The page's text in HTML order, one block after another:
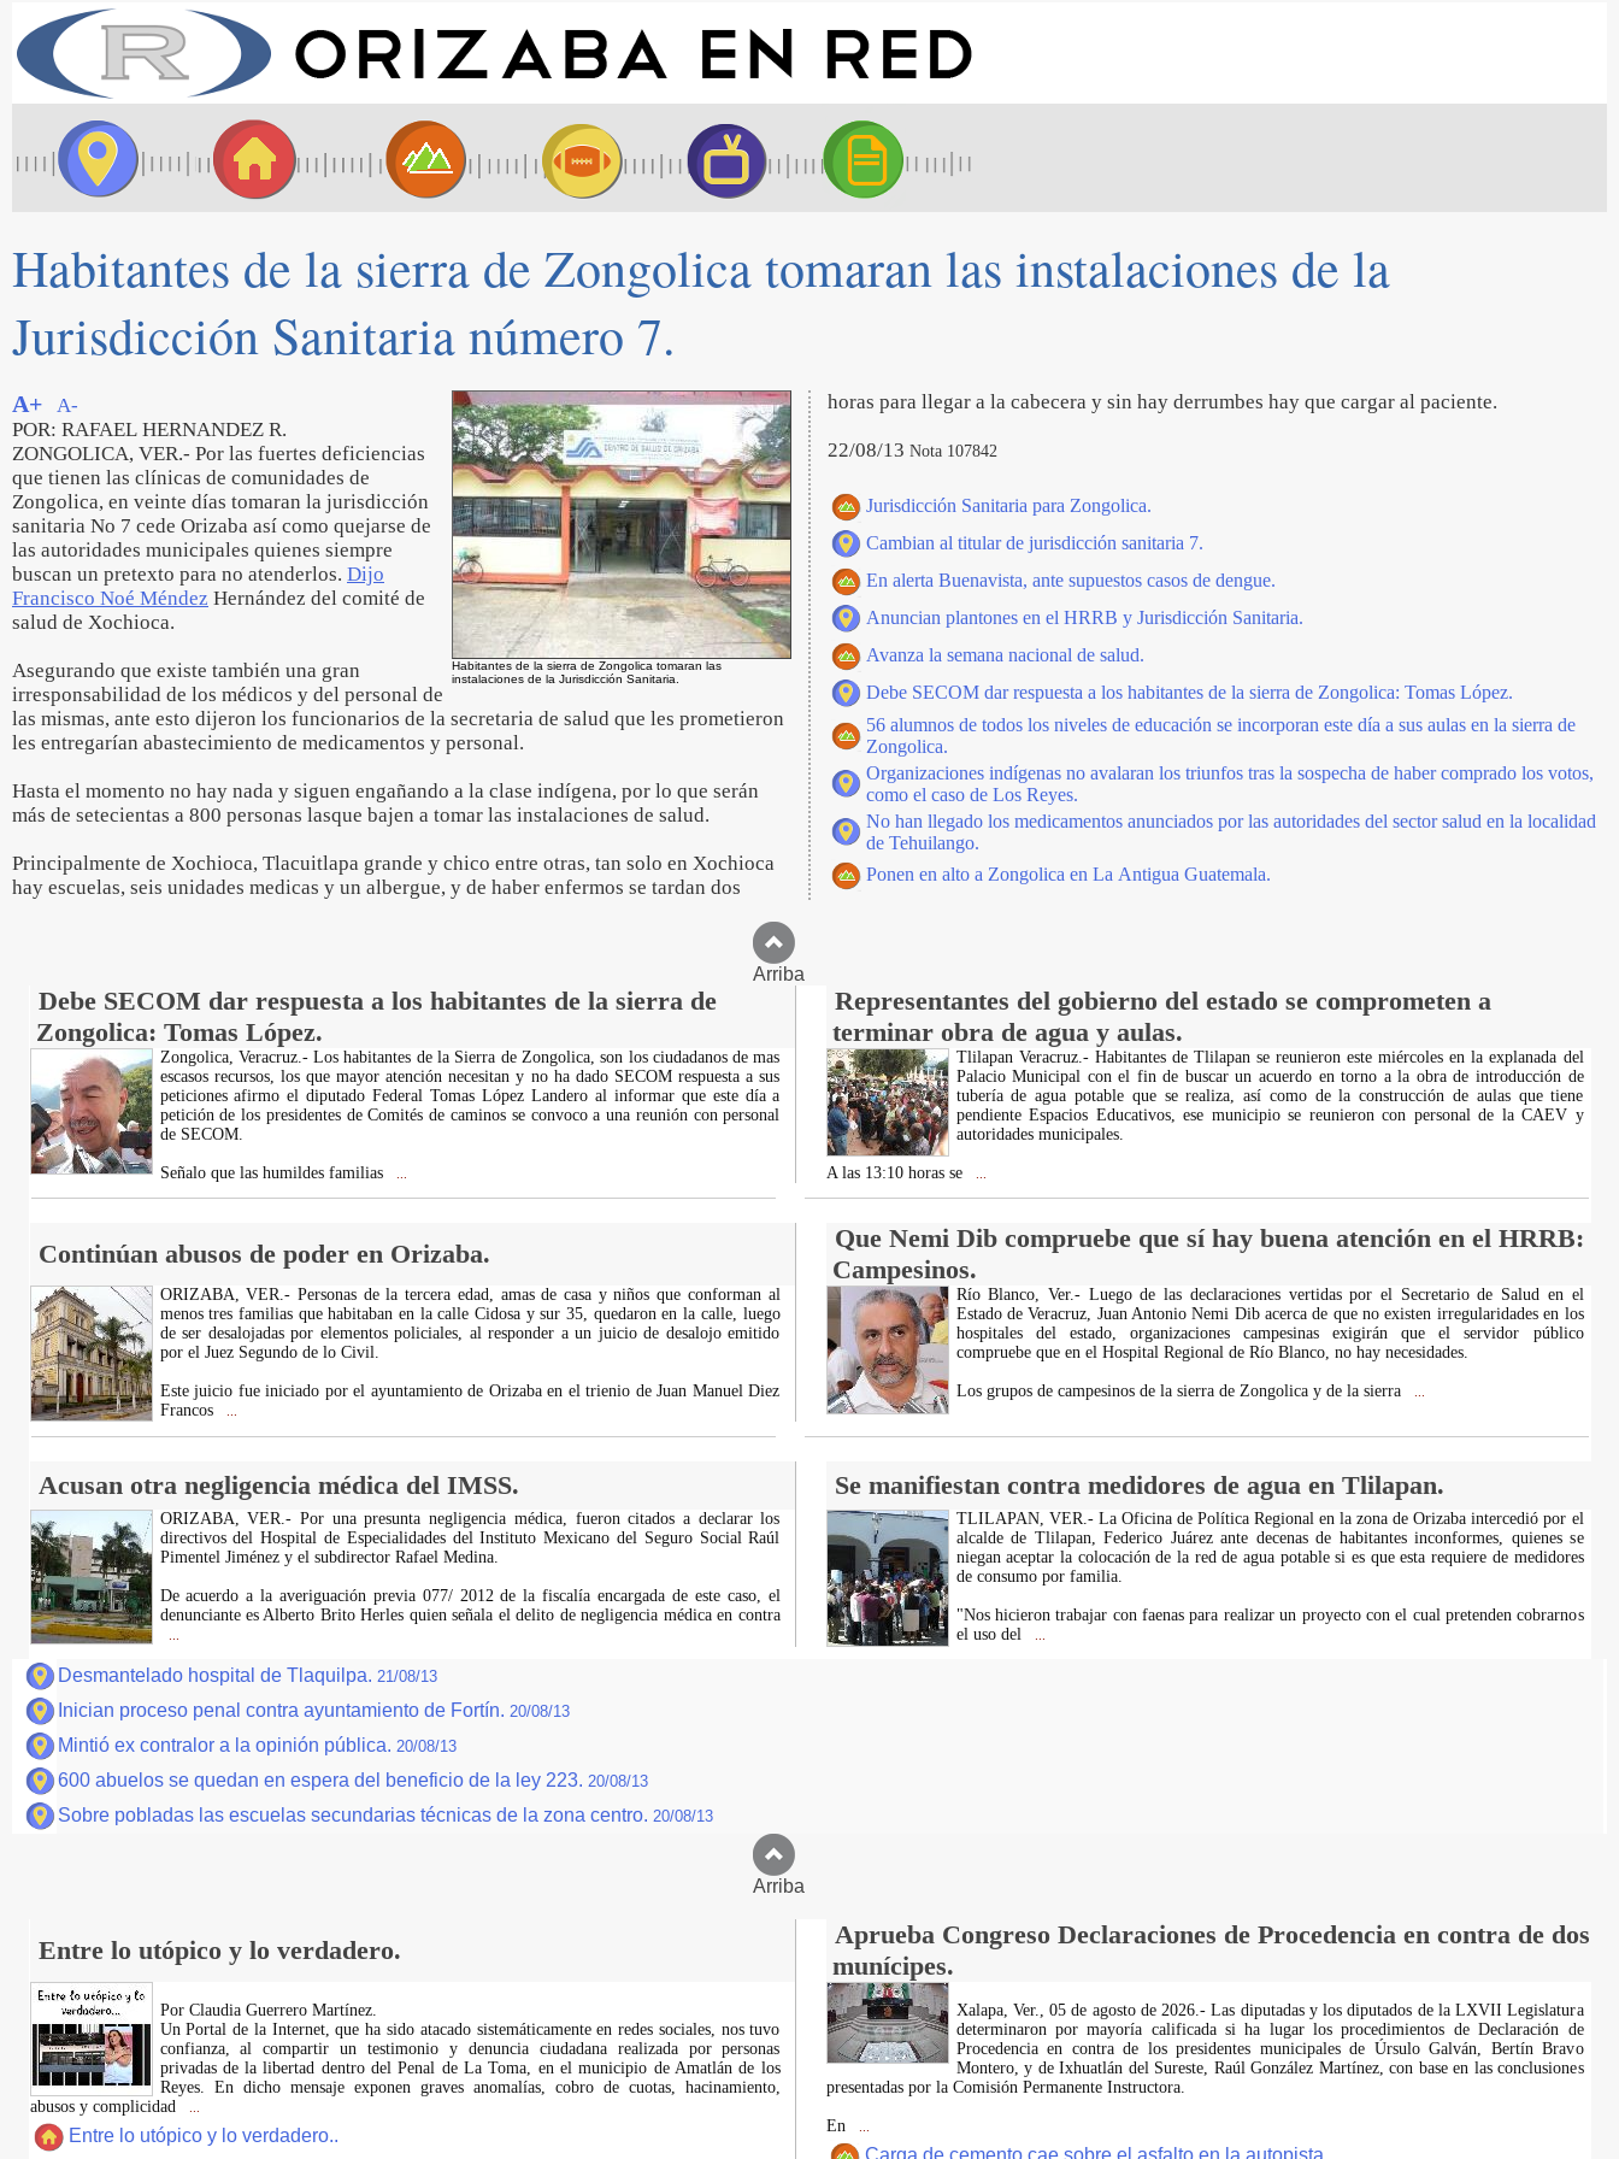
Habitantes de la sierra de Zongolica tomaran las instalaciones de la
Jurisdicción Sanitaria número 7.
Habitantes de la sierra de Zongolica tomaran las
instalaciones de la Jurisdicción Sanitaria.
A+
A-
POR: RAFAEL HERNANDEZ R.
ZONGOLICA, VER.- Por las fuertes deficiencias
que tienen las clínicas de comunidades de
Zongolica, en veinte días tomaran la jurisdicción
sanitaria No 7 cede Orizaba así como quejarse de
las autoridades municipales quienes siempre
buscan un pretexto para no atenderlos. Dijo
Francisco Noé Méndez Hernández del comité de
salud de Xochioca.
Asegurando que existe también una gran
irresponsabilidad de los médicos y del personal de
las mismas, ante esto dijeron los funcionarios de la secretaria de salud que les prometieron
les entregarían abastecimiento de medicamentos y personal.
Hasta el momento no hay nada y siguen engañando a la clase indígena, por lo que serán
más de setecientas a 800 personas lasque bajen a tomar las instalaciones de salud.
Principalmente de Xochioca, Tlacuitlapa grande y chico entre otras, tan solo en Xochioca
hay escuelas, seis unidades medicas y un albergue, y de haber enfermos se tardan dos
horas para llegar a la cabecera y sin hay derrumbes hay que cargar al paciente.
22/08/13 Nota 107842
Jurisdicción Sanitaria para Zongolica.
Cambian al titular de jurisdicción sanitaria 7.
En alerta Buenavista, ante supuestos casos de dengue.
Anuncian plantones en el HRRB y Jurisdicción Sanitaria.
Avanza la semana nacional de salud.
Debe SECOM dar respuesta a los habitantes de la sierra de Zongolica: Tomas López.
56 alumnos de todos los niveles de educación se incorporan este día a sus aulas en la sierra de
Zongolica.
Organizaciones indígenas no avalaran los triunfos tras la sospecha de haber comprado los votos,
como el caso de Los Reyes.
No han llegado los medicamentos anunciados por las autoridades del sector salud en la localidad
de Tehuilango.
Ponen en alto a Zongolica en La Antigua Guatemala.
Arriba
Debe SECOM dar respuesta a los habitantes de la sierra de
Zongolica: Tomas López.
Representantes del gobierno del estado se comprometen a
terminar obra de agua y aulas.
Zongolica, Veracruz.- Los habitantes de la Sierra de Zongolica, son los ciudadanos de mas
escasos recursos, los que mayor atención necesitan y no ha dado SECOM respuesta a sus
peticiones afirmo el diputado Federal Tomas López Landero al informar que este día a
petición de los presidentes de Comités de caminos se convoco a una reunión con personal
de SECOM.
Señalo que las humildes familias
Tlilapan Veracruz.- Habitantes de Tlilapan se reunieron este miércoles en la explanada del
Palacio Municipal con el fin de buscar un acuerdo en torno a la obra de introducción de
tubería de agua potable que se realiza, así como de la construcción de aulas que tiene
pendiente Espacios Educativos, ese municipio se reunieron con personal de la CAEV y
autoridades municipales.
A las 13:10 horas se
Continúan abusos de poder en Orizaba.
Que Nemi Dib compruebe que sí hay buena atención en el HRRB:
Campesinos.
ORIZABA, VER.- Personas de la tercera edad, amas de casa y niños que conforman al
menos tres familias que habitaban en la calle Cidosa y sur 35, quedaron en la calle, luego
de ser desalojadas por elementos policiales, al responder a un juicio de desalojo emitido
por el Juez Segundo de lo Civil.
Este juicio fue iniciado por el ayuntamiento de Orizaba en el trienio de Juan Manuel Diez
Francos
Río Blanco, Ver.- Luego de las declaraciones vertidas por el Secretario de Salud en el
Estado de Veracruz, Juan Antonio Nemi Dib acerca de que no existen irregularidades en los
hospitales del estado, organizaciones campesinas exigirán que el servidor público
compruebe que en el Hospital Regional de Río Blanco, no hay necesidades.
Los grupos de campesinos de la sierra de Zongolica y de la sierra
Acusan otra negligencia médica del IMSS. Se manifiestan contra medidores de agua en Tlilapan.
ORIZABA, VER.- Por una presunta negligencia médica, fueron citados a declarar los
directivos del Hospital de Especialidades del Instituto Mexicano del Seguro Social Raúl
Pimentel Jiménez y el subdirector Rafael Medina.
De acuerdo a la averiguación previa 077/ 2012 de la fiscalía encargada de este caso, el
denunciante es Alberto Brito Herles quien señala el delito de negligencia médica en contra
TLILAPAN, VER.- La Oficina de Política Regional en la zona de Orizaba intercedió por el
alcalde de Tlilapan, Federico Juárez ante decenas de habitantes inconformes, quienes se
niegan aceptar la colocación de la red de agua potable si es que esta requiere de medidores
de consumo por familia.
"Nos hicieron trabajar con faenas para realizar un proyecto con el cual pretenden cobrarnos
el uso del
Desmantelado hospital de Tlaquilpa. 21/08/13
Inician proceso penal contra ayuntamiento de Fortín. 20/08/13
Mintió ex contralor a la opinión pública. 20/08/13
600 abuelos se quedan en espera del beneficio de la ley 223. 20/08/13
Sobre pobladas las escuelas secundarias técnicas de la zona centro. 20/08/13
Arriba
Entre lo utópico y lo verdadero.
Aprueba Congreso Declaraciones de Procedencia en contra de dos
munícipes.
Por Claudia Guerrero Martínez.
​Un Portal de la Internet, que ha sido atacado sistemáticamente en redes sociales, nos tuvo
confianza, al compartir un testimonio y denuncia ciudadana realizada por personas
privadas de la libertad dentro del Penal de La Toma, en el municipio de Amatlán de los
Reyes. En dicho mensaje exponen graves anomalías, cobro de cuotas, hacinamiento,
abusos y complicidad
Entre lo utópico y lo verdadero..
Xalapa, Ver., 05 de agosto de 2026.- Las diputadas y los diputados de la LXVII Legislatura
determinaron por mayoría calificada si ha lugar los procedimientos de Declaración de
Procedencia en contra de los presidentes municipales de Úrsulo Galván, Bertín Bravo
Montero, y de Ixhuatlán del Sureste, Raúl González Martínez, con base en las conclusiones
presentadas por la Comisión Permanente Instructora.
En
Carga de cemento cae sobre el asfalto en la autopista.